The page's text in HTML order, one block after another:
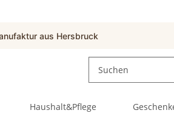
aus Hersbruck
Haushalt&Pflege